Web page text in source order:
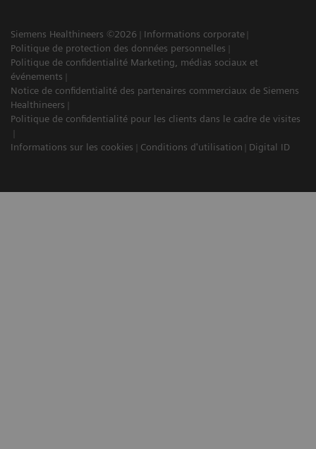
Siemens Healthineers ©2026
Informations corporate
Politique de protection des données personnelles
Politique de confidentialité Marketing, médias sociaux et
événements
Notice de confidentialité des partenaires commerciaux de Siemens
Healthineers
Politique de confidentialité pour les clients dans le cadre de visites
Informations sur les cookies Conditions d'utilisation Digital ID